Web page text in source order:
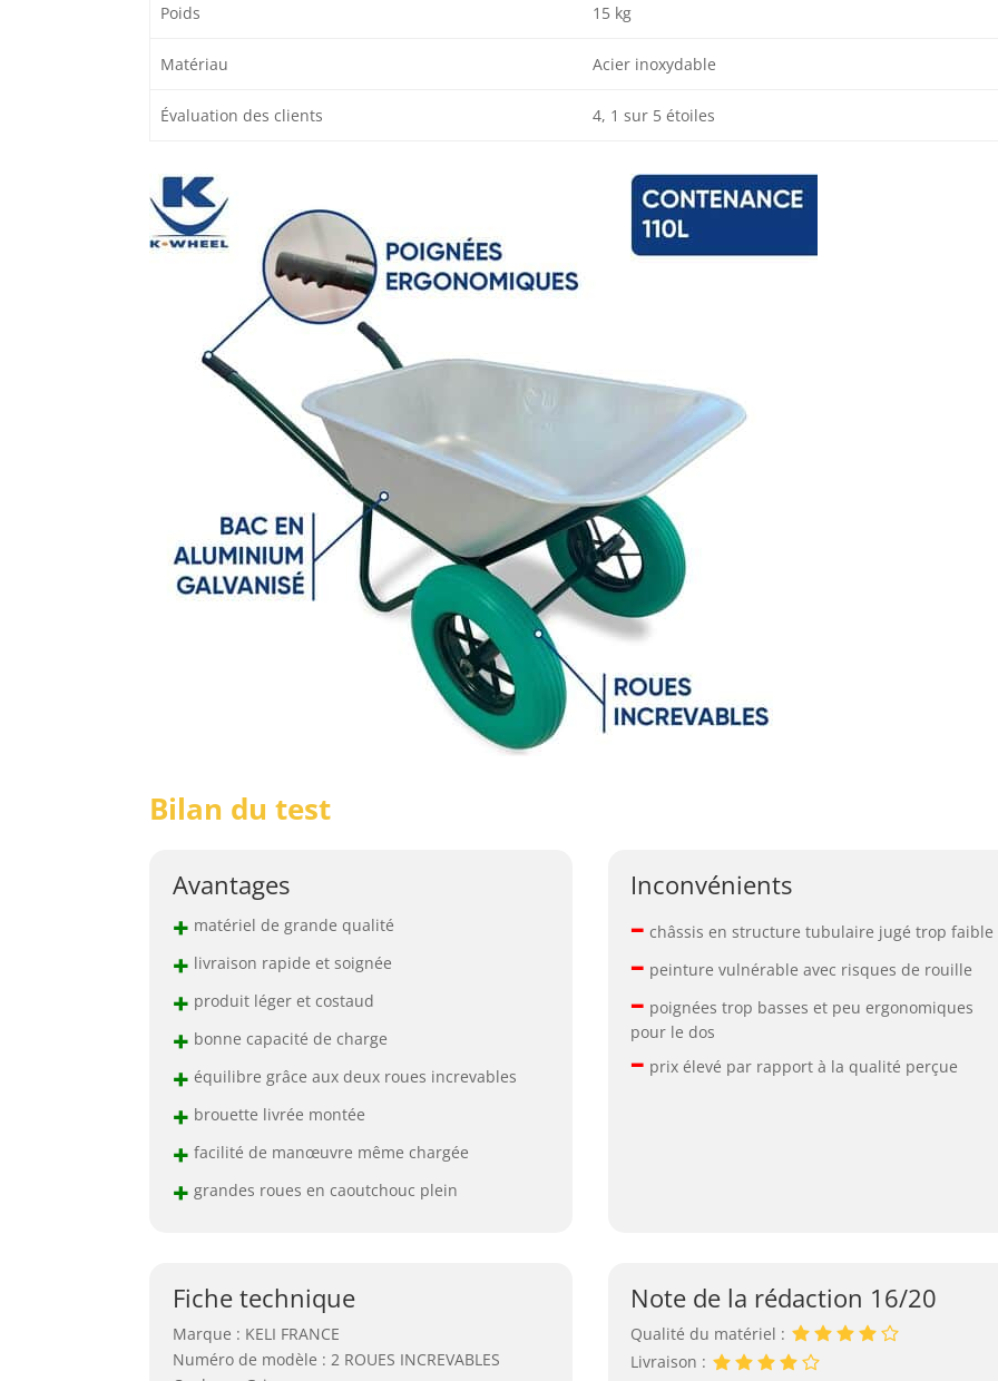
Poids 15 kg
Matériau Acier inoxydable
Évaluation des clients 4, 1 sur 5 étoiles
Bilan du test
Avantages
+ matériel de grande qualité
+ livraison rapide et soignée
+ produit léger et costaud
+ bonne capacité de charge
+ équilibre grâce aux deux roues increvables
+ brouette livrée montée
+ facilité de manœuvre même chargée
+ grandes roues en caoutchouc plein
Inconvénients
– châssis en structure tubulaire jugé trop faible
– peinture vulnérable avec risques de rouille
– poignées trop basses et peu ergonomiques
pour le dos
– prix élevé par rapport à la qualité perçue
Fiche technique
Marque : KELI FRANCE
Numéro de modèle : 2 ROUES INCREVABLES
Note de la rédaction 16/20
Qualité du matériel :
Livraison :